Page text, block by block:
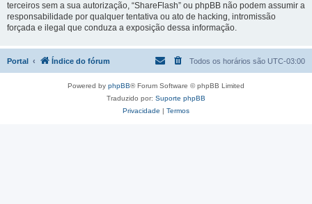
terceiros sem a sua autorização, “ShareFlash” ou phpBB não podem assumir a
responsabilidade por qualquer tentativa ou ato de hacking, intromissão
forçada e ilegal que conduza a exposição dessa informação.
Portal Índice do fórum Todos os horários são UTC-03:00
Powered by phpBB® Forum Software © phpBB Limited
Traduzido por: Suporte phpBB
Privacidade | Termos